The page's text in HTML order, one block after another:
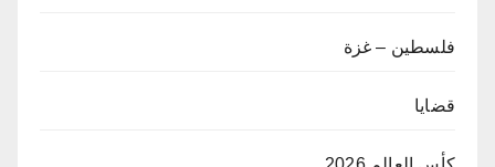
فلسطين – غزة
قضايا